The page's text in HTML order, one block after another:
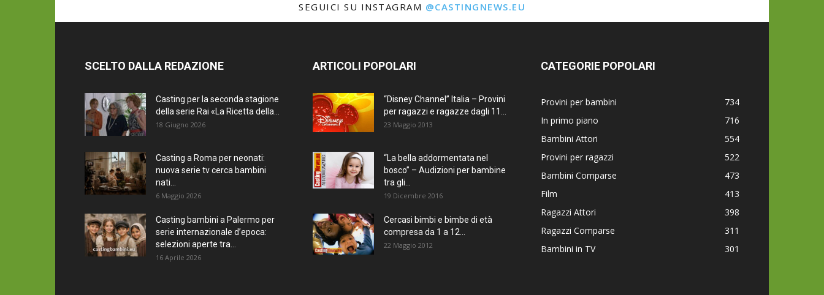
SEGUICI SU INSTAGRAM @CASTINGNEWS.EU
SCELTO DALLA REDAZIONE
Casting per la seconda stagione
della serie Rai «La Ricetta della...
18 Giugno 2026
Casting a Roma per neonati:
nuova serie tv cerca bambini
nati...
6 Maggio 2026
Casting bambini a Palermo per
serie internazionale d’epoca:
selezioni aperte tra...
16 Aprile 2026
ARTICOLI POPOLARI
“Disney Channel” Italia – Provini
per ragazzi e ragazze dagli 11...
23 Maggio 2013
“La bella addormentata nel
bosco” – Audizioni per bambine
tra gli...
19 Dicembre 2016
Cercasi bimbi e bimbe di età
compresa da 1 a 12...
22 Maggio 2012
CATEGORIE POPOLARI
Provini per bambini
734
In primo piano
716
Bambini Attori
554
Provini per ragazzi
522
Bambini Comparse
473
Film
413
Ragazzi Attori
398
Ragazzi Comparse
311
Bambini in TV
301